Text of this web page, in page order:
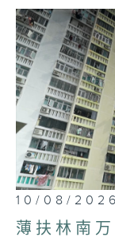
10/08/2026
薄扶林南